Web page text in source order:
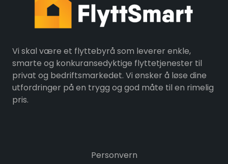
Vi skal være et flyttebyrå som leverer enkle,
smarte og konkuransedyktige flyttetjenester til
privat og bedriftsmarkedet. Vi ønsker å løse dine
utfordringer på en trygg og god måte til en rimelig
pris.
Personvern